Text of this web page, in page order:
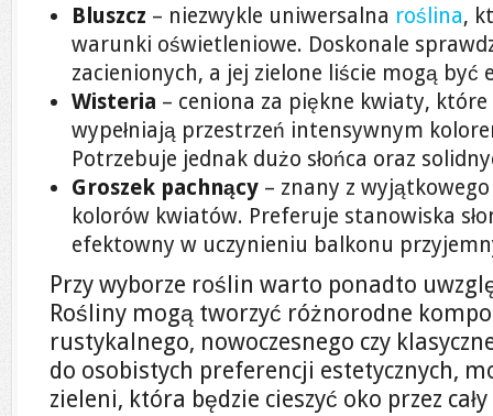
Bluszcz – niezwykle uniwersalna roślina,
warunki oświetleniowe. Doskonale
zacienionych, a jej zielone liście mogą być
Wisteria – ceniona za piękne kwiaty,
wypełniają przestrzeń intensywnym
Potrzebuje jednak dużo słońca oraz
Groszek pachnący – znany z
kolorów kwiatów. Preferuje stanowiska
efektowny w uczynieniu balkonu
Przy wyborze roślin warto ponadto
Rośliny mogą tworzyć różnorodne
rustykalnego, nowoczesnego czy
do osobistych preferencji estetycznych,
zieleni, która będzie cieszyć oko przez